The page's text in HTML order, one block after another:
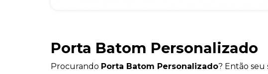
Porta Batom Personalizado
Procurando Porta Batom Personalizado? Então seu